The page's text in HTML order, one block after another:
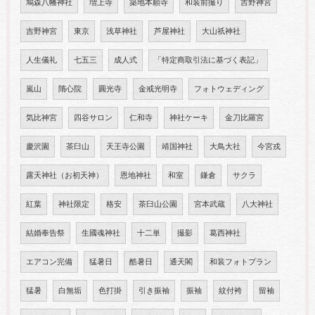
鳩森八幡神社 増上寺 築地本願寺 和装前撮り 吉野神宮
吉野神宮 東京 浅草神社 芦屋神社 大山祇神社
人生儀礼 七五三 成人式 「特定商取引法に基づく表記」
嵐山 隋心院 圓光寺 金戒光明寺 フォトウェディング
気比神宮 四谷サロン 仁和寺 神社ケーキ 金刀比羅宮
慶沢園 茶臼山 天王寺公園 靖国神社 大鳥大社 今宮戎
露天神社（お初天神） 恩地神社 和室 鎌倉 サクラ
紅葉 神社限定 格安 茶臼山公園 宮本武蔵 八大神社
結婚奉告祭 生國魂神社 十二単 撮影 葛西神社
エアコン完備 猛暑日 酷暑日 通天閣 和装フォトプラン
猛暑 白無垢 色打掛 引き振袖 振袖 紋付袴 留袖